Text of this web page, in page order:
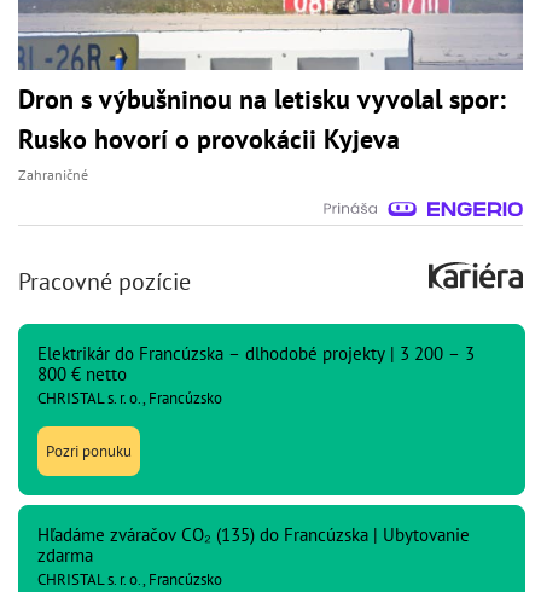
Dron s výbušninou na letisku vyvolal spor:
Rusko hovorí o provokácii Kyjeva
Zahraničné
Pracovné pozície
Elektrikár do Francúzska – dlhodobé projekty | 3 200 – 3
800 € netto
CHRISTAL s. r. o., Francúzsko
Pozri ponuku
Hľadáme zváračov CO₂ (135) do Francúzska | Ubytovanie
zdarma
CHRISTAL s. r. o., Francúzsko